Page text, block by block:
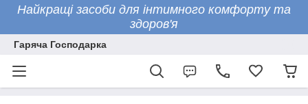
Найкращі засоби для інтимного комфорту та
здоров'я
Гаряча Господарка